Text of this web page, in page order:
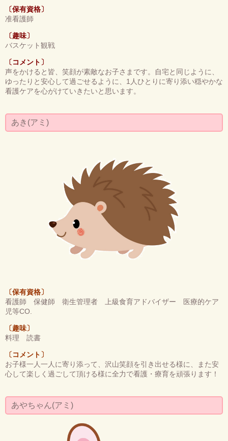
〔保有資格〕
准看護師
〔趣味〕
バスケット観戦
〔コメント〕
声をかけると皆、笑顔が素敵なお子さまです。自宅と同じように、
ゆったりと安心して過ごせるように、1人ひとりに寄り添い穏やかな
看護ケアを心がけていきたいと思います。
あき(アミ)
〔保有資格〕
看護師 保健師 衛生管理者 上級食育アドバイザー 医療的ケア
児等CO.
〔趣味〕
料理 読書
〔コメント〕
お子様一人一人に寄り添って、沢山笑顔を引き出せる様に、また安
心して楽しく過ごして頂ける様に全力で看護・療育を頑張ります！
あやちゃん(アミ)